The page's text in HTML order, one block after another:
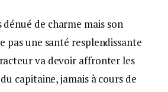
dénué de charme mais son
pas une santé resplendissante
va devoir affronter les
capitaine, jamais à cours de